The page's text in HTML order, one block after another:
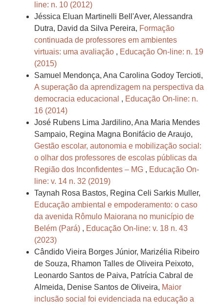
line: n. 10 (2012)
Jéssica Eluan Martinelli Bell'Aver, Alessandra
Dutra, David da Silva Pereira, Formação
continuada de professores em ambientes
virtuais: uma avaliação , Educação On-line: n. 19
(2015)
Samuel Mendonça, Ana Carolina Godoy Tercioti,
A superação da aprendizagem na perspectiva da
democracia educacional , Educação On-line: n.
16 (2014)
José Rubens Lima Jardilino, Ana Maria Mendes
Sampaio, Regina Magna Bonifácio de Araujo,
Gestão escolar, autonomia e mobilização social:
o olhar dos professores de escolas públicas da
Região dos Inconfidentes – MG , Educação On-
line: v. 14 n. 32 (2019)
Taynah Rosa Bastos, Regina Celi Sarkis Muller,
Educação ambiental e empoderamento: o caso
da avenida Rômulo Maiorana no município de
Belém (Pará) , Educação On-line: v. 18 n. 43
(2023)
Cândido Vieira Borges Júnior, Marizélia Ribeiro
de Souza, Rhamon Talles de Oliveira Peixoto,
Leonardo Santos de Paiva, Patrícia Cabral de
Almeida, Denise Santos de Oliveira, Maior
inclusão social foi evidenciada na educação a